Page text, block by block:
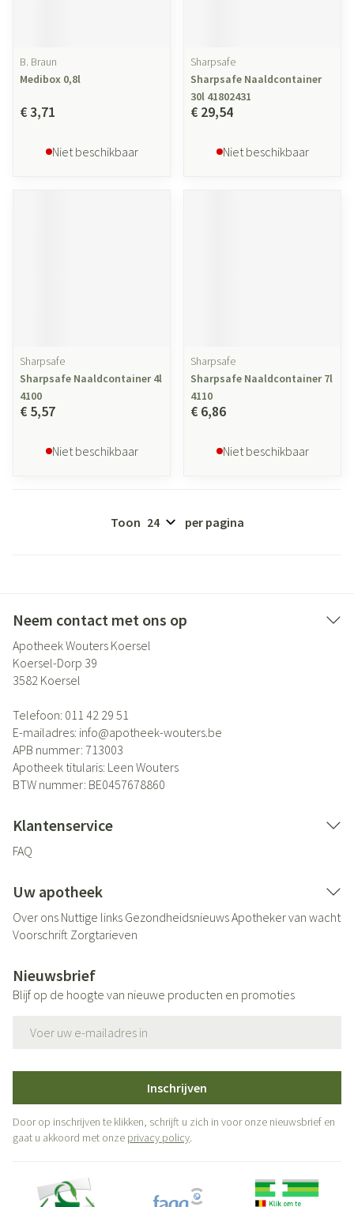
B. Braun
Medibox 0,8l
€ 3,71
Niet beschikbaar
Sharpsafe
Sharpsafe Naaldcontainer
30l 41802431
€ 29,54
Niet beschikbaar
Sharpsafe
Sharpsafe Naaldcontainer 4l
4100
€ 5,57
Niet beschikbaar
Sharpsafe
Sharpsafe Naaldcontainer 7l
4110
€ 6,86
Niet beschikbaar
Toon per pagina
Neem contact met ons op
Apotheek Wouters Koersel
Koersel-Dorp 39
3582 Koersel
Telefoon: 011 42 29 51
E-mailadres: info@apotheek-wouters.be
APB nummer: 713003
Apotheek titularis: Leen Wouters
BTW nummer: BE0457678860
Klantenservice
FAQ
Uw apotheek
Over ons Nuttige links GezondheidsnieuwsApotheker van wacht
Voorschrift Zorgtarieven
Nieuwsbrief
Blijf op de hoogte van nieuwe producten en promoties
Inschrijven
Door op inschrijven te klikken, schrijft u zich in voor onze nieuwsbrief en
gaat u akkoord met onze privacy policy.